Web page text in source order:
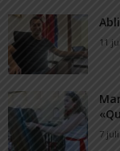
11
7